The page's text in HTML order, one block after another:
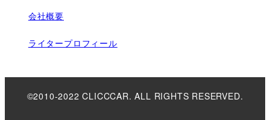
会社概要
ライタープロフィール
©2010-2022 CLICCCAR. ALL RIGHTS RESERVED.